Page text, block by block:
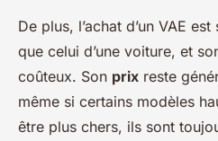
De plus, l’achat d’un VAE
que celui d’une voiture, et
coûteux. Son prix reste
même si certains modèles
être plus chers, ils sont